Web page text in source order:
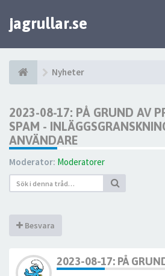
jagrullar.se
Nyheter
2023-08-17: PÅ GRUND AV
SPAM -
ANVÄNDARE
Moderator: Moderatorer
Besvara
2023-08-17: PÅ